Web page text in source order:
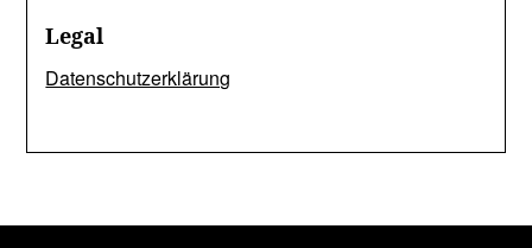
Legal
Datenschutzerklärung